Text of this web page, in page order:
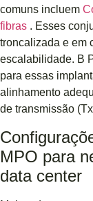
comuns incluem
fibras . Esses
troncalizada e em
escalabilidade. B
para essas
alinhamento
de transmissão
MPO para
data center